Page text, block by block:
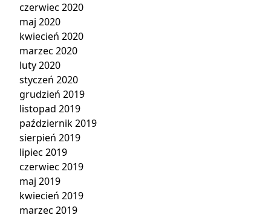
czerwiec 2020
maj 2020
kwiecień 2020
marzec 2020
luty 2020
styczeń 2020
grudzień 2019
listopad 2019
październik 2019
sierpień 2019
lipiec 2019
czerwiec 2019
maj 2019
kwiecień 2019
marzec 2019